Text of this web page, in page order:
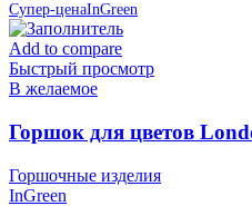
Супер-ценаInGreen
Add to compare
Быстрый просмотр
В желаемое
Горшок для цветов
Горшочные изделия
InGreen